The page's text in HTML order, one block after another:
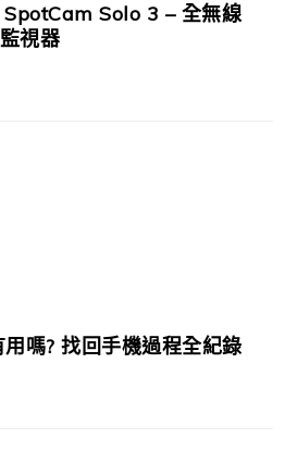
SpotCam Solo 3 – 全無線
視器
嗎? 找回手機過程全紀錄